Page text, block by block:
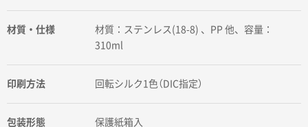
材質・仕様
材質：ステンレス(18-8) 、PP 他、容量：
310ml
印刷方法 回転シルク1色（DIC指定）
包装形態 保護紙箱入